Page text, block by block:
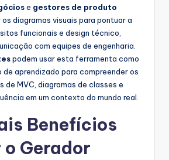
e gestores de produto
diagramas visuais para pontuar a
funcionais e design técnico,
com equipes de engenharia.
podem usar esta ferramenta como
de aprendizado para compreender os
de MVC, diagramas de classes e
em um contexto do mundo real.
Benefícios
o Gerador